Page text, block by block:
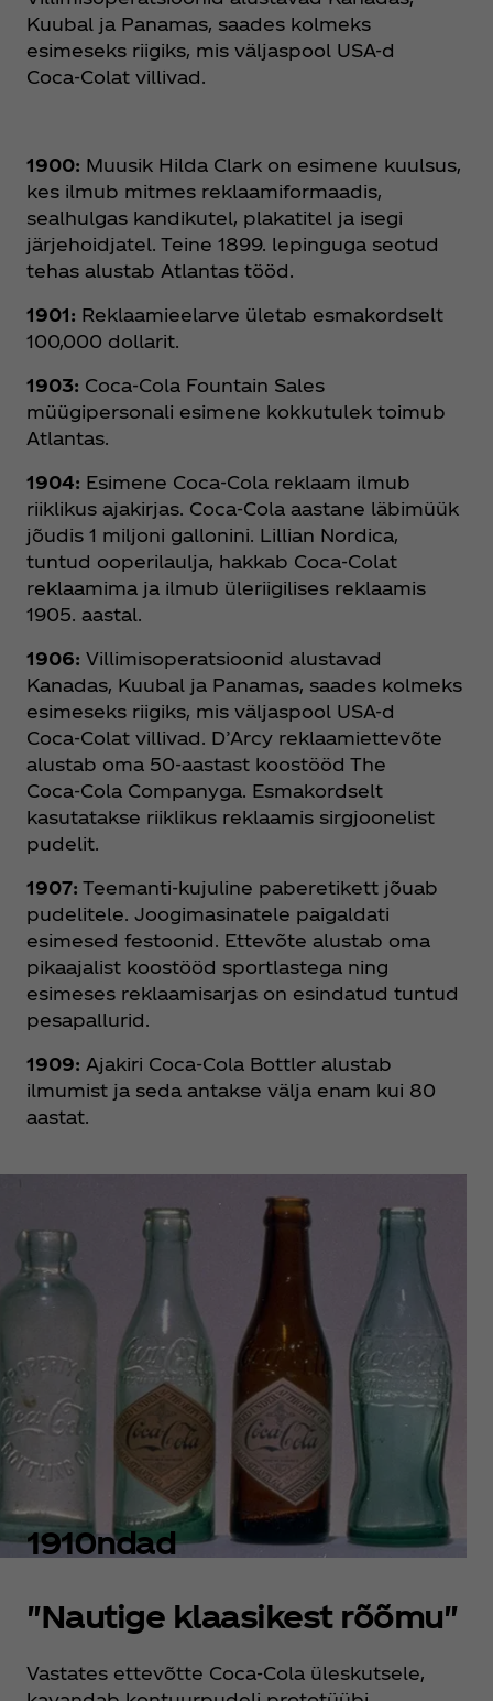
Kuubal ja Panamas, saades kolmeks
esimeseks riigiks, mis väljaspool USA-d
Coca‑Colat villivad.
1900: Muusik Hilda Clark on esimene kuulsus,
kes ilmub mitmes reklaamiformaadis,
sealhulgas kandikutel, plakatitel ja isegi
järjehoidjatel. Teine 1899. lepinguga seotud
tehas alustab Atlantas tööd.
1901: Reklaamieelarve ületab esmakordselt
100,000 dollarit.
1903: Coca‑Cola Fountain Sales
müügipersonali esimene kokkutulek toimub
Atlantas.
1904: Esimene Coca‑Cola reklaam ilmub
riiklikus ajakirjas. Coca‑Cola aastane läbimüük
jõudis 1 miljoni gallonini. Lillian Nordica,
tuntud ooperilaulja, hakkab Coca‑Colat
reklaamima ja ilmub üleriigilises reklaamis
1905. aastal.
1906: Villimisoperatsioonid alustavad
Kanadas, Kuubal ja Panamas, saades kolmeks
esimeseks riigiks, mis väljaspool USA-d
Coca‑Colat villivad. D’Arcy reklaamiettevõte
alustab oma 50-aastast koostööd The
Coca‑Cola Companyga. Esmakordselt
kasutatakse riiklikus reklaamis sirgjoonelist
pudelit.
1907: Teemanti-kujuline paberetikett jõuab
pudelitele. Joogimasinatele paigaldati
esimesed festoonid. Ettevõte alustab oma
pikaajalist koostööd sportlastega ning
esimeses reklaamisarjas on esindatud tuntud
pesapallurid.
1909: Ajakiri Coca‑Cola Bottler alustab
ilmumist ja seda antakse välja enam kui 80
aastat.
1910ndad
"Nautige klaasikest rõõmu"
Vastates ettevõtte Coca‑Cola üleskutsele,